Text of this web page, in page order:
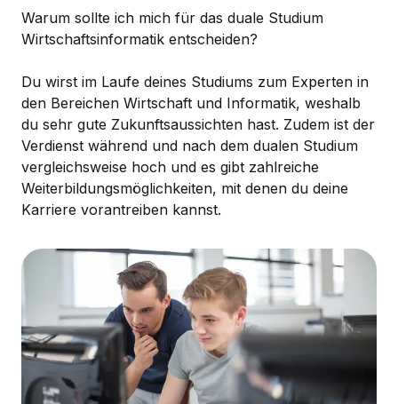
Warum sollte ich mich für das duale Studium
Wirtschaftsinformatik entscheiden?
Du wirst im Laufe deines Studiums zum Experten in
den Bereichen Wirtschaft und Informatik, weshalb
du sehr gute Zukunftsaussichten hast. Zudem ist der
Verdienst während und nach dem dualen Studium
vergleichsweise hoch und es gibt zahlreiche
Weiterbildungsmöglichkeiten, mit denen du deine
Karriere vorantreiben kannst.